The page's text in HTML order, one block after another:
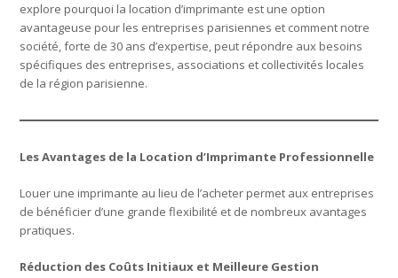
explore pourquoi la location d’imprimante est une option
avantageuse pour les entreprises parisiennes et comment notre
société, forte de 30 ans d’expertise, peut répondre aux besoins
spécifiques des entreprises, associations et collectivités locales
de la région parisienne.
Les Avantages de la Location d’Imprimante Professionnelle
Louer une imprimante au lieu de l’acheter permet aux entreprises
de bénéficier d’une grande flexibilité et de nombreux avantages
pratiques.
Réduction des Coûts Initiaux et Meilleure Gestion